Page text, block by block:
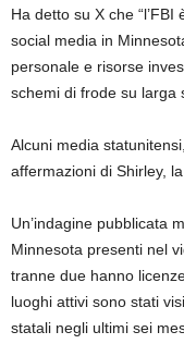
Ha detto su X che
social media in
personale e risorse
schemi di frode su larga
Alcuni media
affermazioni di Shirley, la
Un’indagine pubblicata
Minnesota presenti nel
tranne due hanno
luoghi attivi sono stati
statali negli ultimi sei